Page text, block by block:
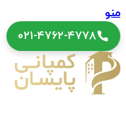
منو
۰۲۱-۴۷۶۲-۴۷۷۸